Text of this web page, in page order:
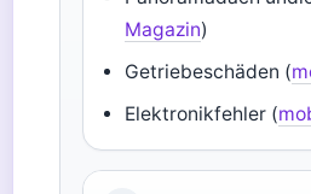
Magazin)
Getriebeschäden (
Elektronikfehler (